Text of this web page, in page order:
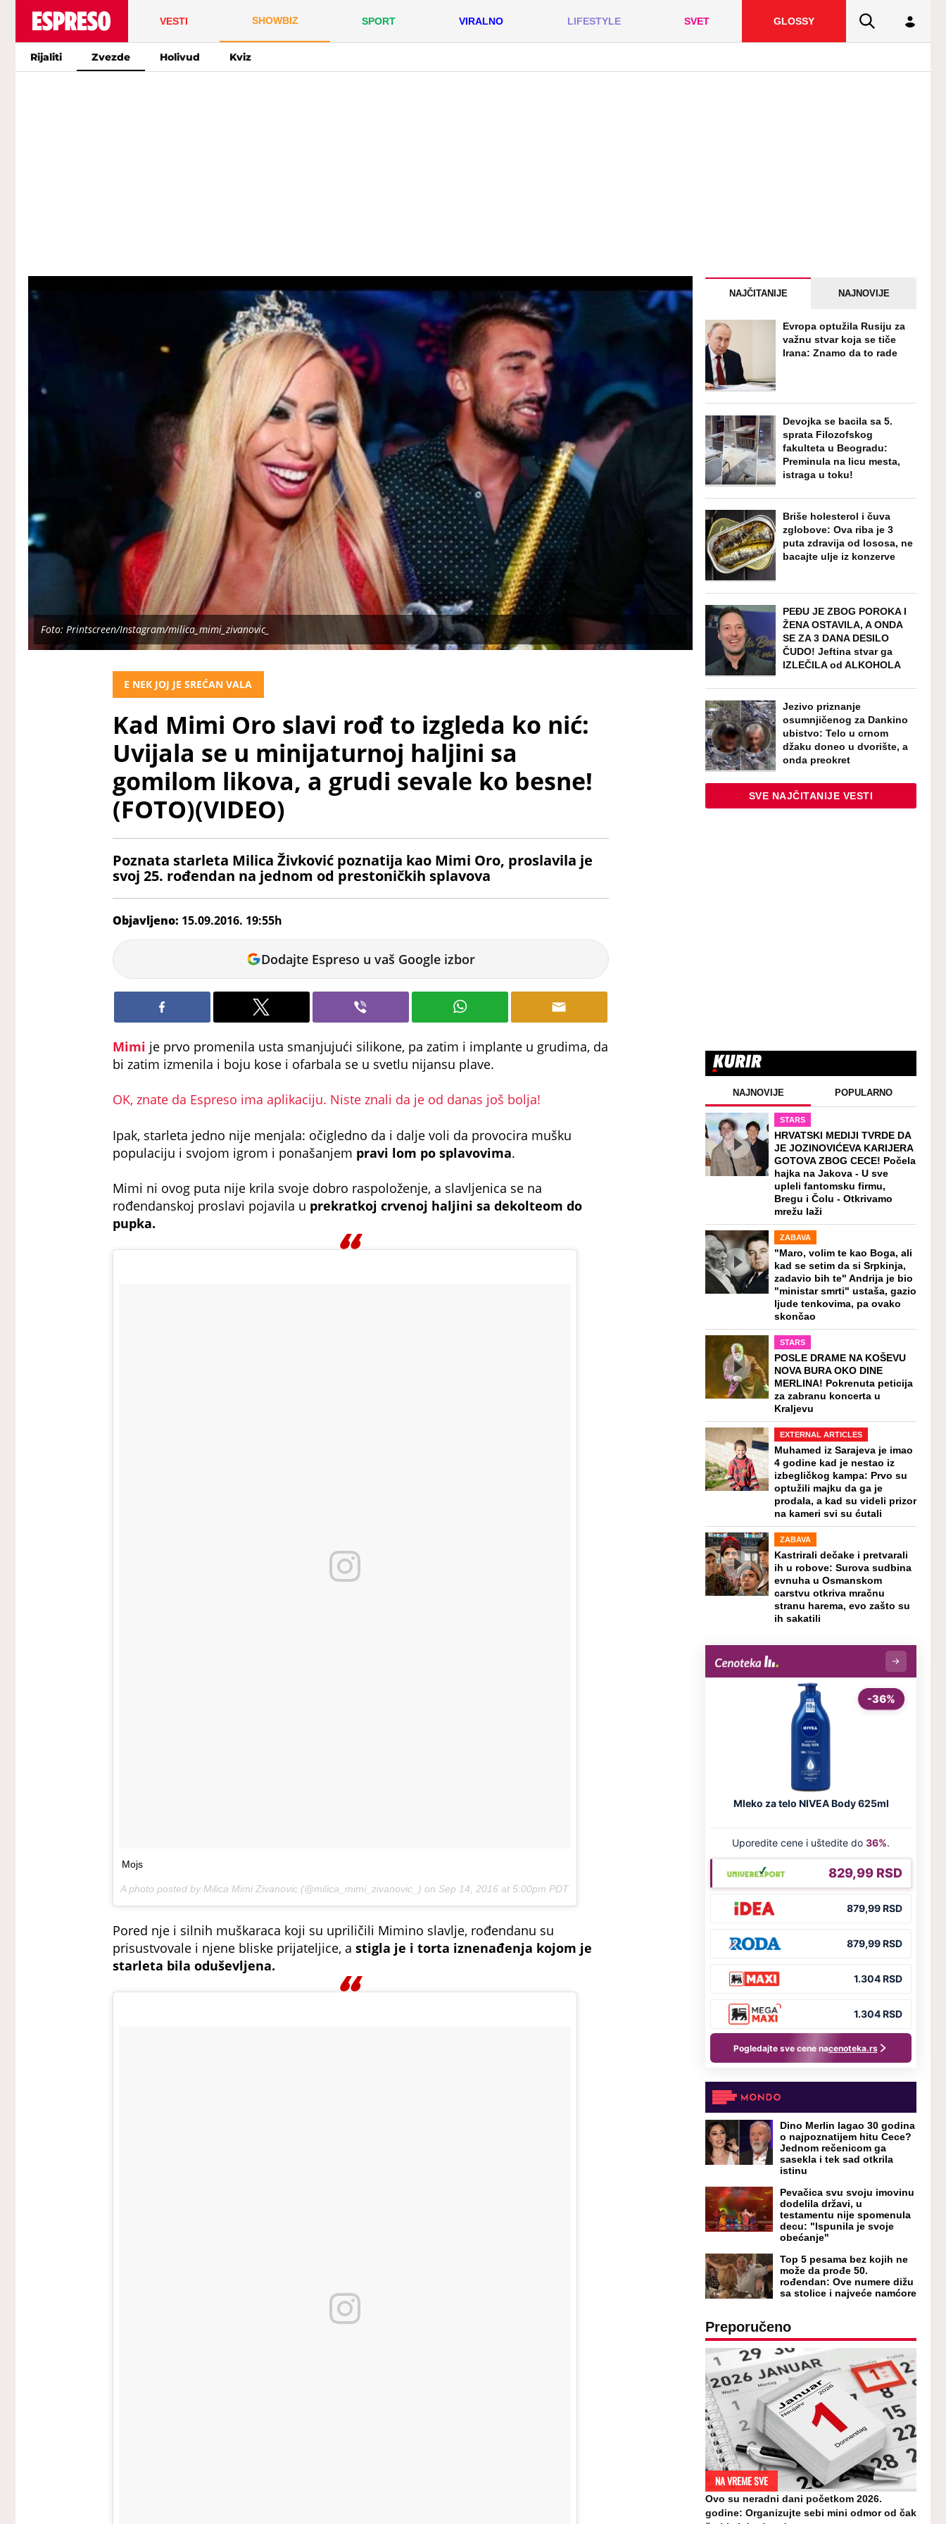
VESTI SHOWBIZ SPORT VIRALNO LIFESTYLE SVET GLOSSY
Rijaliti Zvezde Holivud Kviz
Foto: Printscreen/Instagram/milica_mimi_zivanovic_
E NEK JOJ JE SREĆAN VALA
Kad Mimi Oro slavi rođ to izgleda ko nić:
Uvijala se u minijaturnoj haljini sa
gomilom likova, a grudi sevale ko besne!
(FOTO)(VIDEO)
Poznata starleta Milica Živković poznatija kao Mimi Oro, proslavila je
svoj 25. rođendan na jednom od prestoničkih splavova
Objavljeno: 15.09.2016. 19:55h
Marija
Ivetić
Dodajte Espreso u vaš Google izbor
Mimi je prvo promenila usta smanjujući silikone, pa zatim i implante u grudima, da
bi zatim izmenila i boju kose i ofarbala se u svetlu nijansu plave.
OK, znate da Espreso ima aplikaciju. Niste znali da je od danas još bolja!
Ipak, starleta jedno nije menjala: očigledno da i dalje voli da provocira mušku
populaciju i svojom igrom i ponašanjem pravi lom po splavovima.
Mimi ni ovog puta nije krila svoje dobro raspoloženje, a slavljenica se na
rođendanskoj proslavi pojavila u prekratkoj crvenoj haljini sa dekolteom do
pupka.
Mojs
A photo posted by Milica Mimi Zivanovic (@milica_mimi_zivanovic_) on Sep 14, 2016 at 5:00pm PDT
Pored nje i silnih muškaraca koji su upriličili Mimino slavlje, rođendanu su
prisustvovale i njene bliske prijateljice, a stigla je i torta iznenađenja kojom je
starleta bila oduševljena.
NAJČITANIJE NAJNOVIJE
Evropa optužila Rusiju za
važnu stvar koja se tiče
Irana: Znamo da to rade
Devojka se bacila sa 5.
sprata Filozofskog
fakulteta u Beogradu:
Preminula na licu mesta,
istraga u toku!
Briše holesterol i čuva
zglobove: Ova riba je 3
puta zdravija od lososa, ne
bacajte ulje iz konzerve
PEĐU JE ZBOG POROKA I
ŽENA OSTAVILA, A ONDA
SE ZA 3 DANA DESILO
ČUDO! Jeftina stvar ga
IZLEČILA od ALKOHOLA
Jezivo priznanje
osumnjičenog za Dankino
ubistvo: Telo u crnom
džaku doneo u dvorište, a
onda preokret
SVE NAJČITANIJE VESTI
NAJNOVIJE POPULARNO
STARS
HRVATSKI MEDIJI TVRDE DA
JE JOZINOVIĆEVA KARIJERA
GOTOVA ZBOG CECE! Počela
hajka na Jakova - U sve
upleli fantomsku firmu,
Bregu i Čolu - Otkrivamo
mrežu laži
ZABAVA
"Maro, volim te kao Boga, ali
kad se setim da si Srpkinja,
zadavio bih te" Andrija je bio
"ministar smrti" ustaša, gazio
ljude tenkovima, pa ovako
skončao
STARS
POSLE DRAME NA KOŠEVU
NOVA BURA OKO DINE
MERLINA! Pokrenuta peticija
za zabranu koncerta u
Kraljevu
EXTERNAL ARTICLES
Muhamed iz Sarajeva je imao
4 godine kad je nestao iz
izbegličkog kampa: Prvo su
optužili majku da ga je
prodala, a kad su videli prizor
na kameri svi su ćutali
ZABAVA
Kastrirali dečake i pretvarali
ih u robove: Surova sudbina
evnuha u Osmanskom
carstvu otkriva mračnu
stranu harema, evo zašto su
ih sakatili
Dino Merlin lagao 30 godina
o najpoznatijem hitu Cece?
Jednom rečenicom ga
sasekla i tek sad otkrila
istinu
Pevačica svu svoju imovinu
dodelila državi, u
testamentu nije spomenula
decu: "Ispunila je svoje
obećanje"
Top 5 pesama bez kojih ne
može da prođe 50.
rođendan: Ove numere dižu
sa stolice i najveće namćore
Preporučeno
NA VREME SVE
Ovo su neradni dani početkom 2026.
godine: Organizujte sebi mini odmor od čak